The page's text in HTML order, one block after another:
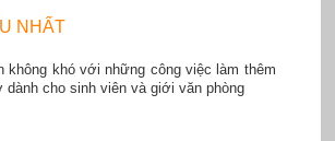
NHẤT
không khó với những công việc làm thêm
dành cho sinh viên và giới văn phòng